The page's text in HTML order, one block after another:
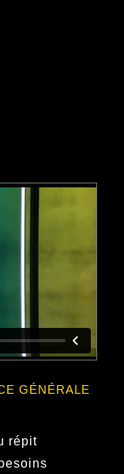
GÉNÉRALE
répit